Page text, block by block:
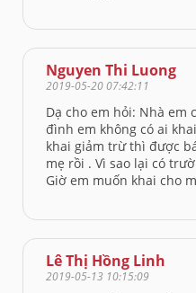
Nguyen Thi Luong
2019-05-20 07:42:11
Dạ cho em hỏi: Nhà em
đình em không có ai
khai giảm trừ thì được
mẹ rồi . Vì sao lại có
Giờ em muốn khai cho
Lê Thị Hồng Linh
2019-05-13 10:15:09